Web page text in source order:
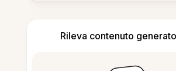
Rileva contenuto